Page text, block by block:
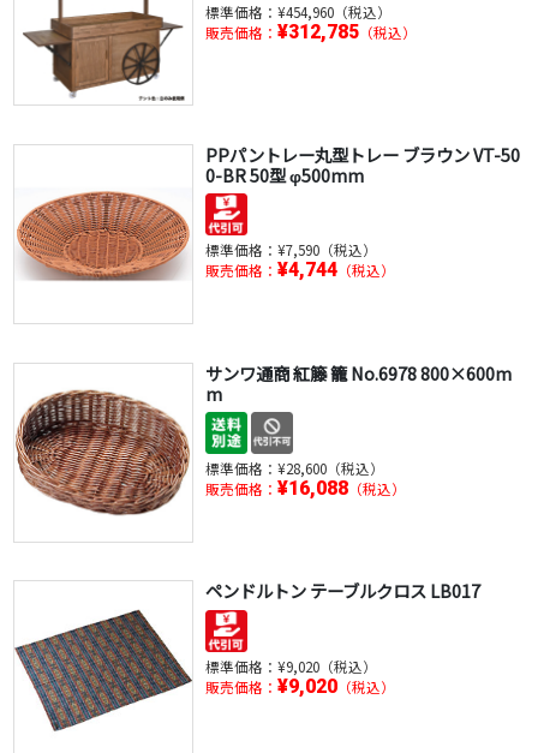
標準価格： ¥454,960（税込）
販売価格： ¥312,785（税込）
PPパントレー丸型トレー ブラウン VT-50
0-BR 50型 φ500mm
標準価格： ¥7,590（税込）
販売価格： ¥4,744（税込）
サンワ通商 紅籐 籠 No.6978 800×600m
m
標準価格： ¥28,600（税込）
販売価格： ¥16,088（税込）
ペンドルトン テーブルクロス LB017
標準価格： ¥9,020（税込）
販売価格： ¥9,020（税込）